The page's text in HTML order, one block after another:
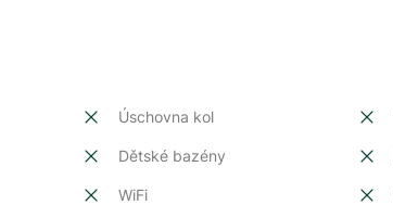
Úschovna kol
Dětské bazény
WiFi